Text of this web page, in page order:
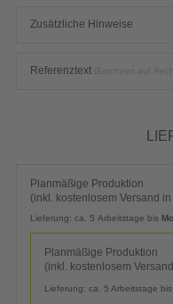
Zusätzliche Hinweise
Referenztext
Planmäßige Produktion
(inkl. kostenlosem Versand in
Lieferung: ca. 5 Arbeitstage bis
Planmäßige Produktion
(inkl. kostenlosem
Lieferung: ca. 5 Arbeitstage bis